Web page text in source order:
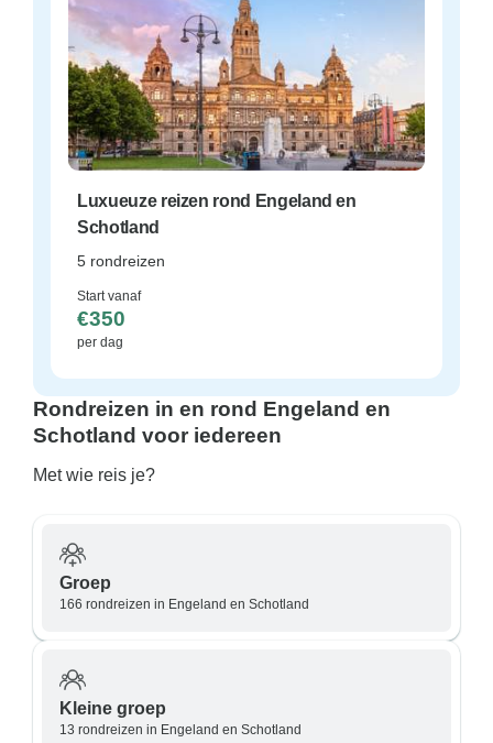
Luxueuze reizen rond Engeland en
Schotland
5 rondreizen
Start vanaf
€350
per dag
Rondreizen in en rond Engeland en
Schotland voor iedereen
Met wie reis je?
Groep
166 rondreizen in Engeland en Schotland
Kleine groep
13 rondreizen in Engeland en Schotland